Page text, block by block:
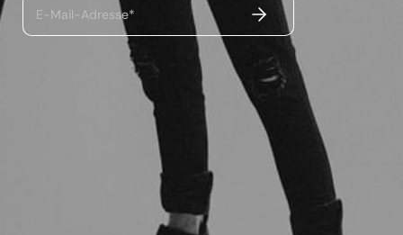
E-Mail-Adresse* ABSENDEN